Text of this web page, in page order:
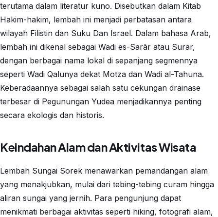
terutama dalam literatur kuno. Disebutkan dalam Kitab
Hakim-hakim, lembah ini menjadi perbatasan antara
wilayah Filistin dan Suku Dan Israel. Dalam bahasa Arab,
lembah ini dikenal sebagai Wadi es-Sarār atau Surar,
dengan berbagai nama lokal di sepanjang segmennya
seperti Wadi Qalunya dekat Motza dan Wadi al-Tahuna.
Keberadaannya sebagai salah satu cekungan drainase
terbesar di Pegunungan Yudea menjadikannya penting
secara ekologis dan historis.
Keindahan Alam dan Aktivitas Wisata
Lembah Sungai Sorek menawarkan pemandangan alam
yang menakjubkan, mulai dari tebing-tebing curam hingga
aliran sungai yang jernih. Para pengunjung dapat
menikmati berbagai aktivitas seperti hiking, fotografi alam,